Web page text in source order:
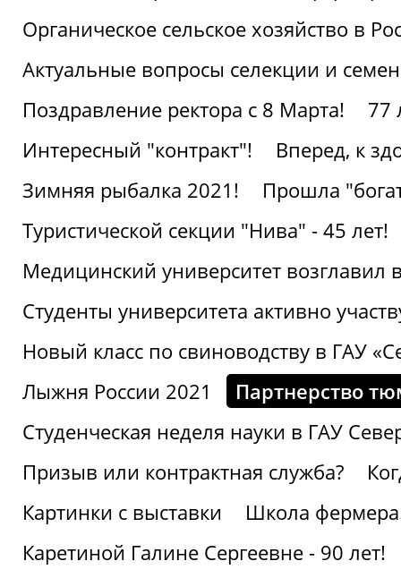
Органическое сельское хозяйство в
Актуальные вопросы селекции и
Поздравление ректора с 8 Марта!
77
Интересный "контракт"!
Вперед, к
Зимняя рыбалка 2021!
Прошла
Туристической секции "Нива" - 45 лет!
Медицинский университет возглавил
Студенты университета активно
Новый класс по свиноводству в ГАУ
Лыжня России 2021
Партнерство
Студенческая неделя науки в ГАУ
Призыв или контрактная служба?
Картинки с выставки
Школа
Каретиной Галине Сергеевне - 90 лет!